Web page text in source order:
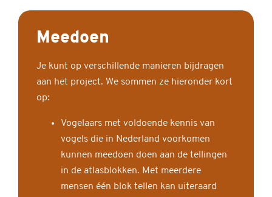
Meedoen
Je kunt op verschillende manieren bijdragen
aan het project. We sommen ze hieronder kort
op:
Vogelaars met voldoende kennis van
vogels die in Nederland voorkomen
kunnen meedoen doen aan de tellingen
in de atlasblokken. Met meerdere
mensen één blok tellen kan uiteraard